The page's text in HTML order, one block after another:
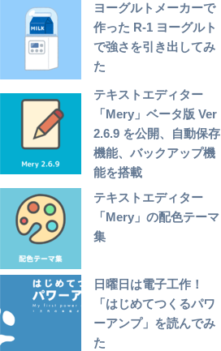
ヨーグルトメーカーで
作った R-1 ヨーグルト
で強さを引き出してみ
た
テキストエディター
「Mery」ベータ版 Ver
2.6.9 を公開、自動保存
機能、バックアップ機
能を搭載
テキストエディター
「Mery」の配色テーマ
集
日曜日は電子工作！
「はじめてつくるパワ
ーアンプ」を読んでみ
た